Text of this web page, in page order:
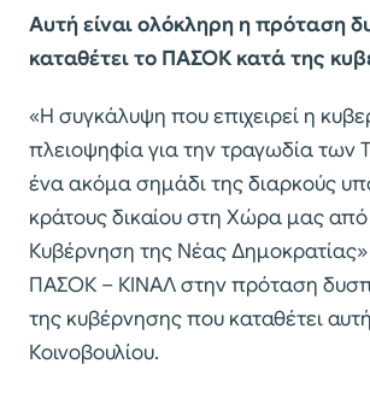
Αυτή είναι ολόκληρη η πρόταση
καταθέτει το ΠΑΣΟΚ κατά της
«Η συγκάλυψη που επιχειρεί η
πλειοψηφία για την τραγωδία των
ένα ακόμα σημάδι της διαρκούς
κράτους δικαίου στη Χώρα μας
Κυβέρνηση της Νέας
ΠΑΣΟΚ – ΚΙΝΑΛ στην πρόταση
της κυβέρνησης που καταθέτει
Κοινοβουλίου.